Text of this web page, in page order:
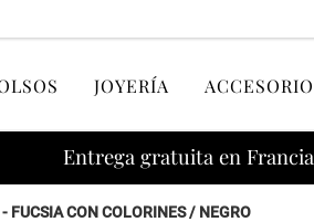
JOYERÍA
Entrega gratuita en
FUCSIA CON COLORINES / NEGRO